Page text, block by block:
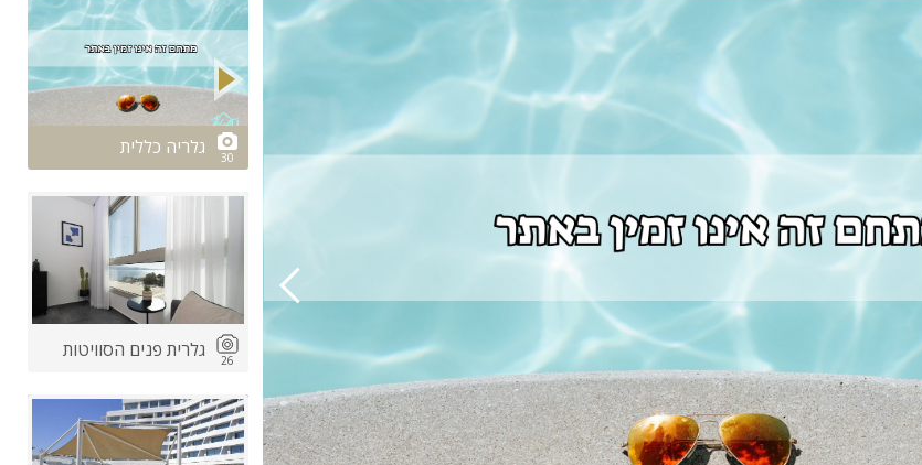
2/30
30 גלריה כללית
26 גלרית פנים הסוויטות